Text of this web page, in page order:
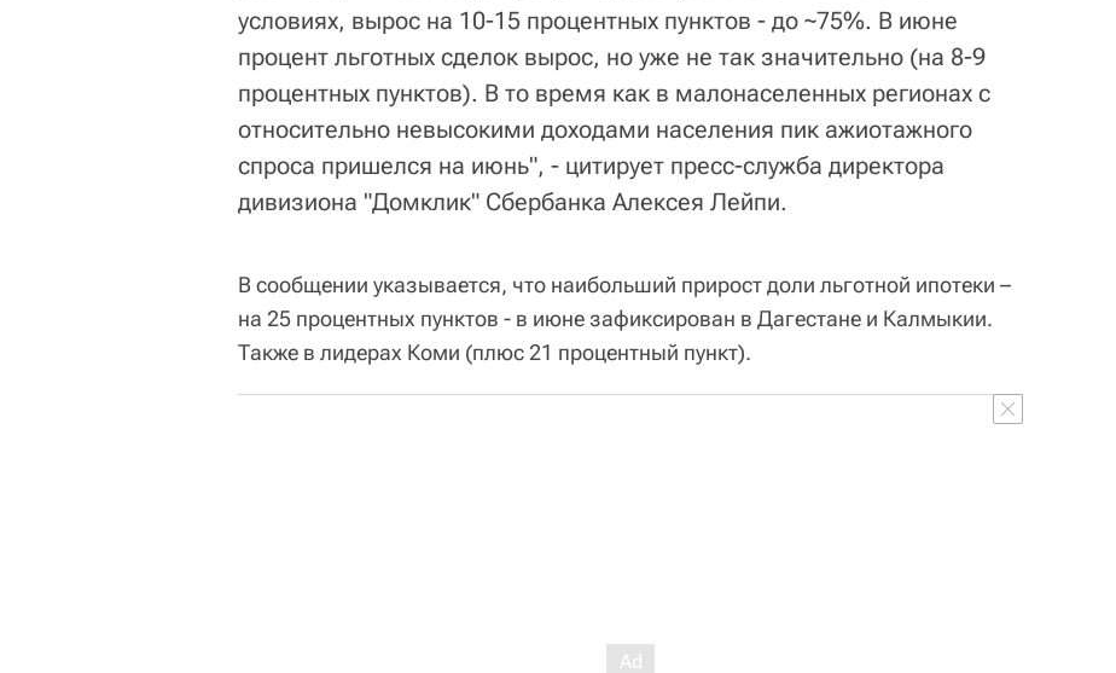
условиях, вырос на 10-15 процентных пунктов - до ~75%. В июне
процент льготных сделок вырос, но уже не так значительно (на 8-9
процентных пунктов). В то время как в малонаселенных регионах с
относительно невысокими доходами населения пик ажиотажного
спроса пришелся на июнь", - цитирует пресс-служба директора
дивизиона "Домклик" Сбербанка Алексея Лейпи.
В сообщении указывается, что наибольший прирост доли льготной ипотеки –
на 25 процентных пунктов - в июне зафиксирован в Дагестане и Калмыкии.
Также в лидерах Коми (плюс 21 процентный пункт).